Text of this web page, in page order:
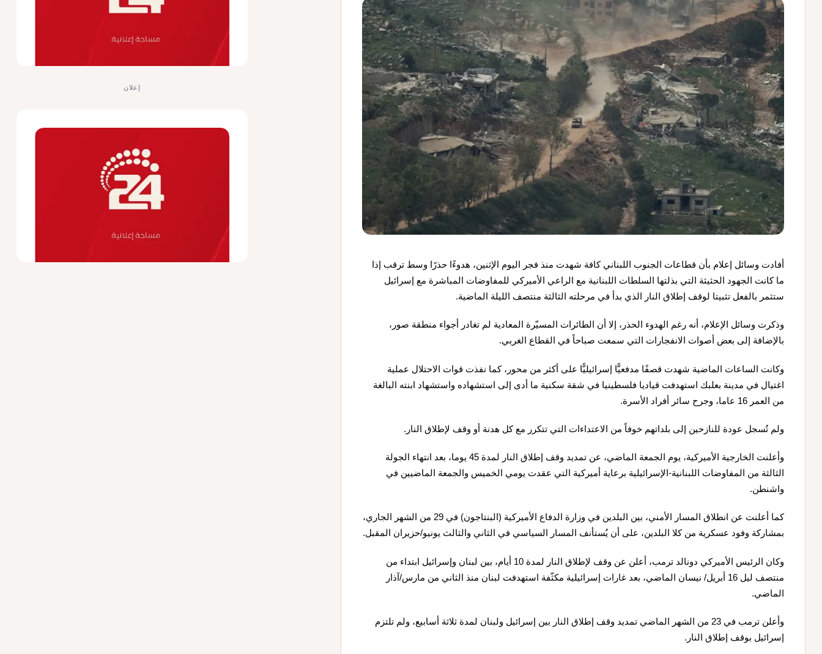
أفادت وسائل إعلام بأن قطاعات الجنوب اللبناني كافة شهدت منذ فجر اليوم الإثنين، هدوءًا حذرًا وسط ترقب إذا
ما كانت الجهود الحثيثة التي بذلتها السلطات اللبنانية مع الراعي الأميركي للمفاوضات المباشرة مع إسرائيل
ستثمر بالفعل تثبيتا لوقف إطلاق النار الذي بدأ في مرحلته الثالثة منتصف الليلة الماضية.
وذكرت وسائل الإعلام، أنه رغم الهدوء الحذر، إلا أن الطائرات المسيّرة المعادية لم تغادر أجواء منطقة صور،
بالإضافة إلى بعض أصوات الانفجارات التي سمعت صباحاً في القطاع الغربي.
وكانت الساعات الماضية شهدت قصفًا مدفعيًّا إسرائيليًّا على أكثر من محور، كما نفذت قوات الاحتلال عملية
اغتيال في مدينة بعلبك استهدفت قياديا فلسطينيا في شقة سكنية ما أدى إلى استشهاده واستشهاد ابنته البالغة
من العمر 16 عاما، وجرح سائر أفراد الأسرة.
ولم تُسجل عودة للنازحين إلى بلداتهم خوفاً من الاعتداءات التي تتكرر مع كل هدنة أو وقف لإطلاق النار.
وأعلنت الخارجية الأميركية، يوم الجمعة الماضي، عن تمديد وقف إطلاق النار لمدة 45 يوما، بعد انتهاء الجولة
الثالثة من المفاوضات اللبنانية-الإسرائيلية برعاية أميركية التي عقدت يومي الخميس والجمعة الماضيين في
واشنطن.
كما أعلنت عن انطلاق المسار الأمني، بين البلدين في وزارة الدفاع الأميركية (البنتاجون) في 29 من الشهر الجاري،
بمشاركة وفود عسكرية من كلا البلدين، على أن يُستأنف المسار السياسي في الثاني والثالث يونيو/حزيران المقبل.
وكان الرئيس الأميركي دونالد ترمب، أعلن عن وقف لإطلاق النار لمدة 10 أيام، بين لبنان وإسرائيل ابتداء من
منتصف ليل 16 أبريل/ نيسان الماضي، بعد غارات إسرائيلية مكثّفة استهدفت لبنان منذ الثاني من مارس/آذار
الماضي.
وأعلن ترمب في 23 من الشهر الماضي تمديد وقف إطلاق النار بين إسرائيل ولبنان لمدة ثلاثة أسابيع، ولم تلتزم
إسرائيل بوقف إطلاق النار.
إعلان